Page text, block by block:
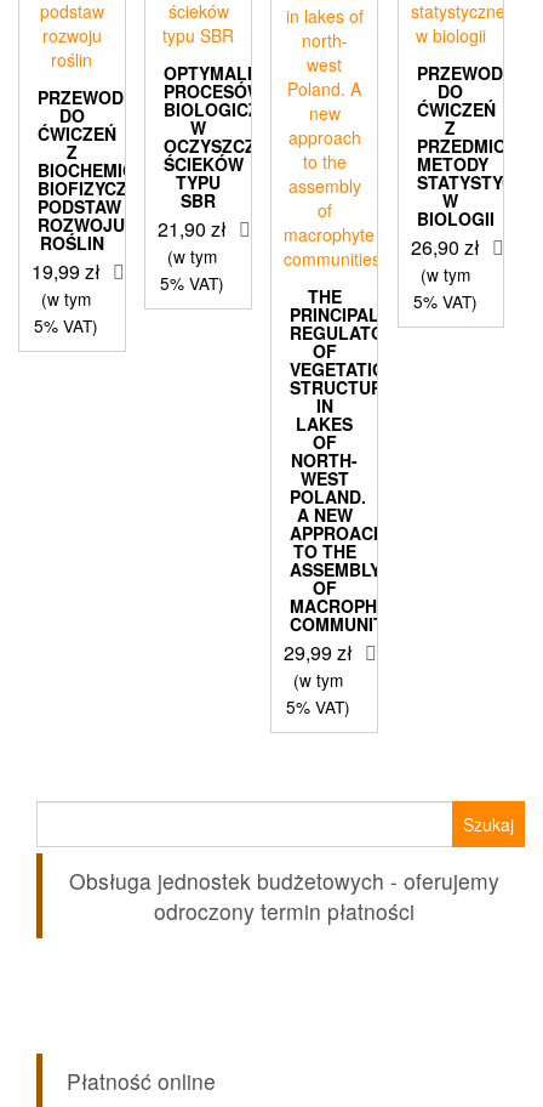
PRZEWODNIK
DO
ĆWICZEŃ
Z
BIOCHEMICZNO-
BIOFIZYCZNYCH
PODSTAW
ROZWOJU
ROŚLIN
19,99zł
(w tym
5% VAT)
OPTYMALIZACJA
PROCESÓW
BIOLOGICZNYCH
W
OCZYSZCZALNI
ŚCIEKÓW
TYPU
SBR
21,90zł
(w tym
5% VAT)
THE
PRINCIPAL
REGULATORS
OF
VEGETATION
STRUCTURE
IN
LAKES
OF
NORTH-
WEST
POLAND.
A NEW
APPROACH
TO THE
ASSEMBLY
OF
MACROPHYTE
COMMUNITIES
29,99zł
(w tym
5% VAT)
PRZEWODNIK
DO
ĆWICZEŃ
Z
PRZEDMIOTU
METODY
W
BIOLOGII
26,90 zł
(w tym
5% VAT)
Obsługa jednostek budżetowych - oferujemy
odroczony termin płatności
Płatność online